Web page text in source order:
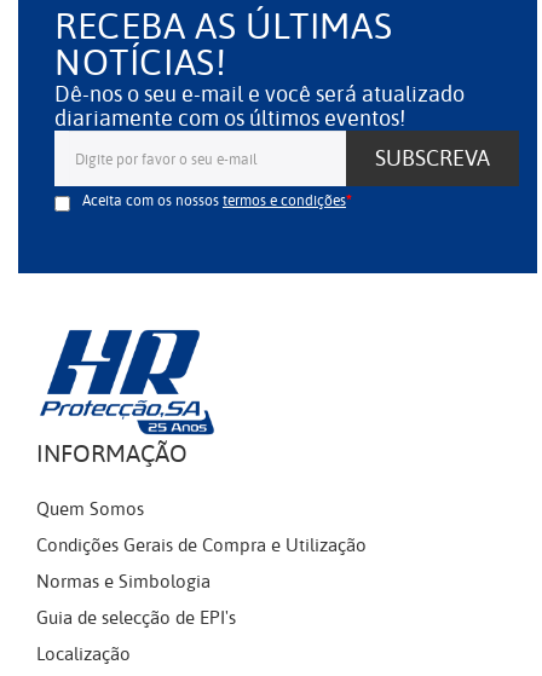
RECEBA AS ÚLTIMAS
NOTÍCIAS!
Dê-nos o seu e-mail e você será atualizado
diariamente com os últimos eventos!
SUBSCREVA
Aceita com os nossostermos e condições
INFORMAÇÃO
Quem Somos
Condições Gerais de Compra e Utilização
Normas e Simbologia
Guia de selecção de EPI's
Localização